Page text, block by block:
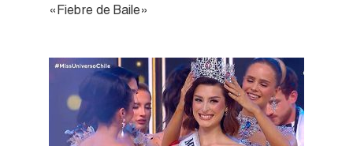
«Fiebre de Baile»